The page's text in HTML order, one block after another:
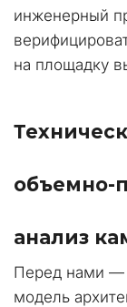
инженерный
на площадку
объемно-
анализ
Перед нами —
модель